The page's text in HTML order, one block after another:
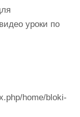
уроки по
home/bloki-